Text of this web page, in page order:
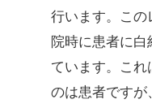
行います。この
院時に患者に
ています。これ
のは患者ですが